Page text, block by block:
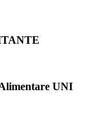
Alimentare UNI